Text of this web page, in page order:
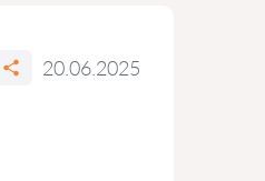
20.06.2025